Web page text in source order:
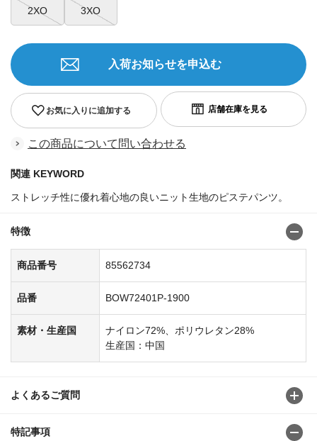
2XO 3XO
お気に入りに追加する
入荷お知らせを申込む
この商品について問い合わせる
関連 KEYWORD
ストレッチ性に優れ着心地の良いニット生地のピステパンツ。
特徴
商品番号 85562734
品番 BOW72401P-1900
素材・生産国
ナイロン72%、ポリウレタン28%
生産国：中国
よくあるご質問
特記事項